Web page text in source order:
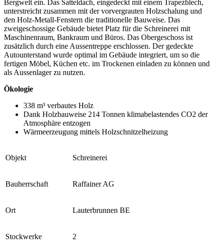
Bergwelt ein. Das Satteldach, eingedeckt mit einem Trapezblech,
unterstreicht zusammen mit der vorvergrauten Holzschalung und
den Holz-Metall-Fenstern die traditionelle Bauweise. Das
zweigeschossige Gebäude bietet Platz für die Schreinerei mit
Maschinenraum, Bankraum und Büros. Das Obergeschoss ist
zusätzlich durch eine Aussentreppe erschlossen. Der gedeckte
Autounterstand wurde optimal im Gebäude integriert, um so die
fertigen Möbel, Küchen etc. im Trockenen einladen zu können und
als Aussenlager zu nutzen.
Ökologie
338 m³ verbautes Holz
Dank Holzbauweise 214 Tonnen klimabelastendes CO2 der
Atmosphäre entzogen
Wärmeerzeugung mittels Holzschnitzelheizung
Objekt Schreinerei
Bauherrschaft Raffainer AG
Ort Lauterbrunnen BE
Stockwerke 2